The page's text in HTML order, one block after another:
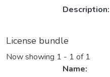
Description:
License bundle
Now showing 1 - 1 of 1
Name: